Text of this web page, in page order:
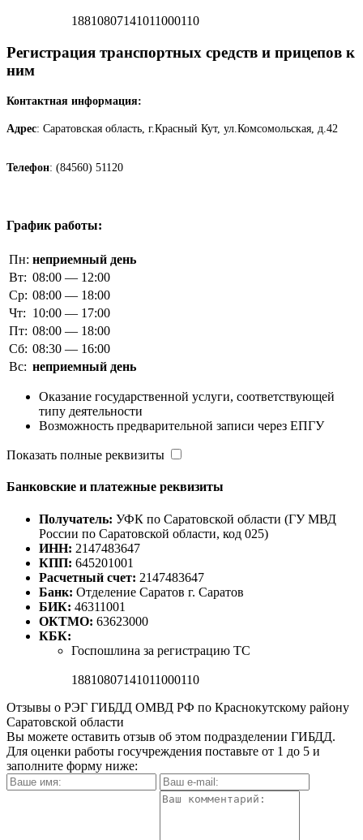
18810807141011000110
Регистрация транспортных средств и прицепов к
ним
Контактная информация:
Адрес: Саратовская область, г.Красный Кут, ул.Комсомольская, д.42
Телефон: (84560) 51120
График работы:
Пн: неприемный день
Вт: 08:00 — 12:00
Ср: 08:00 — 18:00
Чт: 10:00 — 17:00
Пт: 08:00 — 18:00
Сб: 08:30 — 16:00
Вс: неприемный день
Оказание государственной услуги, соответствующей
типу деятельности
Возможность предварительной записи через ЕПГУ
Показать полные реквизиты
Банковские и платежные реквизиты
Получатель: УФК по Саратовской области (ГУ МВД
России по Саратовской области, код 025)
ИНН: 2147483647
КПП: 645201001
Расчетный счет: 2147483647
Банк: Отделение Саратов г. Саратов
БИК: 46311001
ОКТМО: 63623000
КБК:
Госпошлина за регистрацию ТС
18810807141011000110
Отзывы о РЭГ ГИБДД ОМВД РФ по Краснокутскому району
Саратовской области
Вы можете оставить отзыв об этом подразделении ГИБДД.
Для оценки работы госучреждения поставьте от 1 до 5 и
заполните форму ниже: